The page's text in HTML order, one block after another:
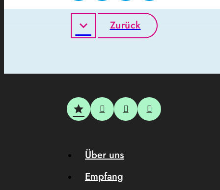
Zurück
Über uns
Empfang